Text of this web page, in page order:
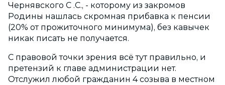
Чернявского С .С., - которому из закромов
Родины нашлась скромная прибавка к пенсии
(20% от прожиточного минимума), без кавычек
никак писать не получается.
С правовой точки зрения всё тут правильно, и
претензий к главе администрации нет.
Отслужил любой гражданин 4 созыва в местном